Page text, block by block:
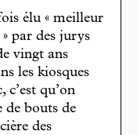
élu « meilleur
par des jurys
vingt ans
les kiosques
c’est qu’on
de bouts de
des